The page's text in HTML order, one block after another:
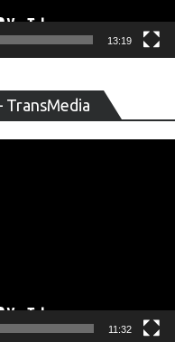
13:19
TransMedia
de
11:32